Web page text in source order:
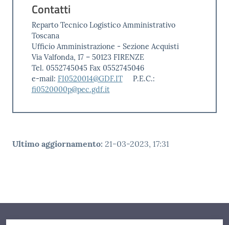
Contatti
Reparto Tecnico Logistico Amministrativo
Toscana
Ufficio Amministrazione - Sezione Acquisti
Via Valfonda, 17 – 50123 FIRENZE
Tel. 0552745045 Fax 0552745046
e-mail: FI0520014@GDF.IT
P.E.C.:
fi0520000p@pec.gdf.it
Ultimo aggiornamento: 21-03-2023, 17:31